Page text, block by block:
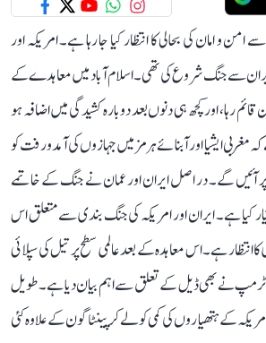
میں 160 دنوں سے امن و امان کی بحالی کا انتظار کیا جا رہا ہے۔ امریکہ اور
فروری کو ایران سے جنگ شروع کی تھی۔ اسلام آباد میں معاہدے کے
تک امن قائم رہا، اور کچھ ہی دنوں بعد دوبارہ کشیدگی میں اضافہ ہو
مغربی ایشیا اور آبنائے ہرمز میں جہازوں کی آمد و رفت کو
گے۔ در اصل ایران اور عمان نے جنگ کے خاتمے
کیا ہے۔ ایران اور امریکہ کی جنگ بندی سے متعلق اس
ہے۔ اس معاہدہ کے بعد عالمی سطح پر تیل کی سپلائی
نے بھی ڈیل کے تعلق سے اہم بیان دیا ہے۔ طویل
کے ہتھیاروں کی کمی کو لے کر پینٹاگون کے علاوہ کئی